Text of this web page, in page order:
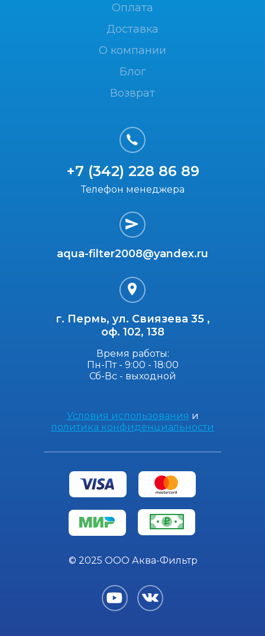
+7 (342) 228 86 89
aqua-filter2008@yandex.ru
г. Пермь, ул. Свиязева 35 ,
оф. 102, 138
© 2025 ООО Аква-Фильтр
Телефон менеджера
Время работы:
Пн-Пт - 9:00 - 18:00
Сб-Вс - выходной
Условия использования и
политика конфиденциальности
Оплата
Доставка
О компании
Блог
Возврат